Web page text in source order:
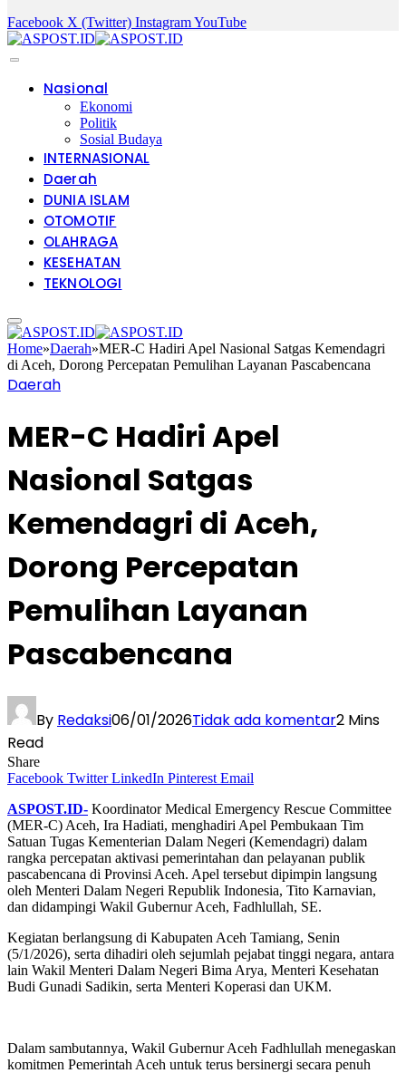
Facebook X (Twitter) InstagramYouTube
Nasional
Ekonomi
Politik
Sosial Budaya
INTERNASIONAL
Daerah
DUNIA ISLAM
OTOMOTIF
OLAHRAGA
KESEHATAN
TEKNOLOGI
Home»Daerah»MER-C Hadiri Apel Nasional Satgas Kemendagri
di Aceh, Dorong Percepatan Pemulihan Layanan Pascabencana
Daerah
MER-C Hadiri Apel
Nasional Satgas
Kemendagri di Aceh,
Dorong Percepatan
Pemulihan Layanan
Pascabencana
By Redaksi06/01/2026Tidak ada komentar2 Mins
Read
Share
Facebook Twitter LinkedIn Pinterest Email
ASPOST.ID- Koordinator Medical Emergency Rescue Committee
(MER-C) Aceh, Ira Hadiati, menghadiri Apel Pembukaan Tim
Satuan Tugas Kementerian Dalam Negeri (Kemendagri) dalam
rangka percepatan aktivasi pemerintahan dan pelayanan publik
pascabencana di Provinsi Aceh. Apel tersebut dipimpin langsung
oleh Menteri Dalam Negeri Republik Indonesia, Tito Karnavian,
dan didampingi Wakil Gubernur Aceh, Fadhlullah, SE.
Kegiatan berlangsung di Kabupaten Aceh Tamiang, Senin
(5/1/2026), serta dihadiri oleh sejumlah pejabat tinggi negara, antara
lain Wakil Menteri Dalam Negeri Bima Arya, Menteri Kesehatan
Budi Gunadi Sadikin, serta Menteri Koperasi dan UKM.
Dalam sambutannya, Wakil Gubernur Aceh Fadhlullah menegaskan
komitmen Pemerintah Aceh untuk terus bersinergi secara penuh